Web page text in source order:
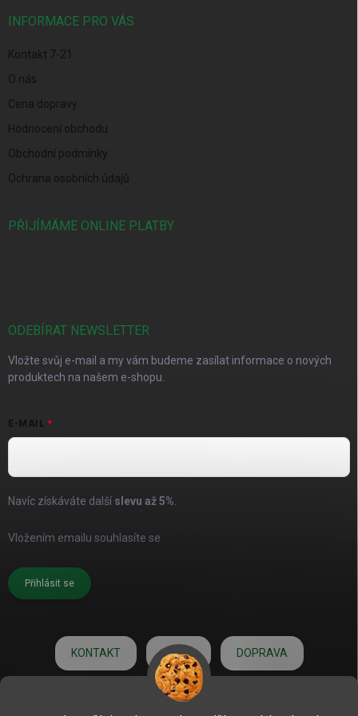
INFORMACE PRO VÁS
Kontakt 7-21
O nás
Cena dopravy
Hodnocení obchodu
Obchodní podmínky
Ochrana osobních údajů
PŘIJÍMÁME ONLINE PLATBY
ODEBÍRAT NEWSLETTER
Vložte svůj e-mail a my vám budeme zasílat informace o nových
produktech na našem e-shopu.
E-MAIL
Navíc získáváte další slevu až5%
Vložením emailu souhlasíte se
Přihlásit se
KONTAKT O NÁS DOPRAVA
HODNOCENÍ